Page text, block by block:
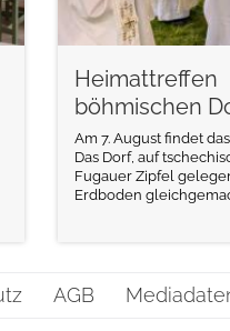
böhmischen
Am 7. August findet
Das Dorf, auf
Fugauer Zipfel
Erdboden
AGB